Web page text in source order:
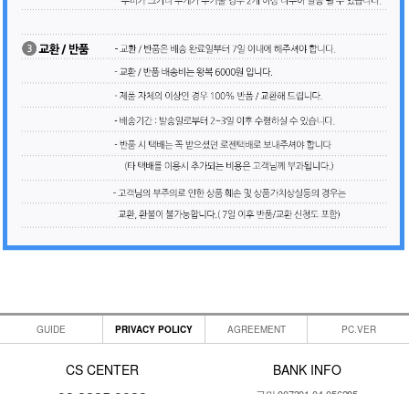
GUIDE PRIVACY POLICY AGREEMENT PC.VER
CS CENTER BANK INFO